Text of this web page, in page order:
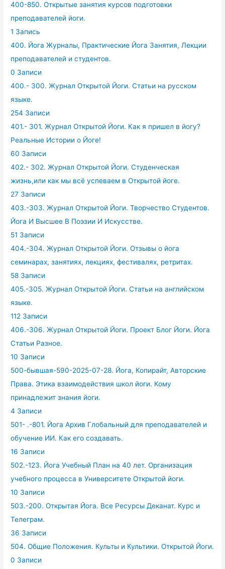
400-850. Открытые занятия курсов подготовки
преподавателей йоги.
1 Запись
400. Йога Журналы, Практические Йога Занятия, Лекции
преподавателей и студентов.
0 Записи
400.- 300. Журнал Открытой Йоги. Статьи на русском
языке.
254 Записи
401.- 301. Журнал Открытой Йоги. Как я пришел в йогу?
Реальные Истории о Йоге!
60 Записи
402.- 302. Журнал Открытой Йоги. Студенческая
жизнь,или как мы всё успеваем в Открытой йоге.
27 Записи
403.-303. Журнал Открытой Йоги. Творчество Студентов.
Йога И Высшее В Поэзии И Искусстве.
51 Записи
404.-304. Журнал Открытой Йоги. Отзывы о йога
семинарах, занятиях, лекциях, фестивалях, ретритах.
58 Записи
405.-305. Журнал Открытой Йоги. Статьи на английском
языке.
112 Записи
406.-306. Журнал Открытой Йоги. Проект Блог Йоги. Йога
Статьи Разное.
10 Записи
500-бывшая-590-2025-07-28. Йога, Копирайт, Авторские
Права. Этика взаимодействия школ йоги. Кому
принадлежит знания йоги.
4 Записи
501- .-801. Йога Архив Глобальный для преподавателей и
обучение ИИ. Как его создавать.
16 Записи
502.-123. Йога Учебный План на 40 лет. Организация
учебного процесса в Университете Открытой йоги.
10 Записи
503.-200. Открытая Йога. Все Ресурсы Деканат. Курс и
Телеграм.
36 Записи
504. Общие Положения. Культы и Культики. Открытой Йоги.
0 Записи